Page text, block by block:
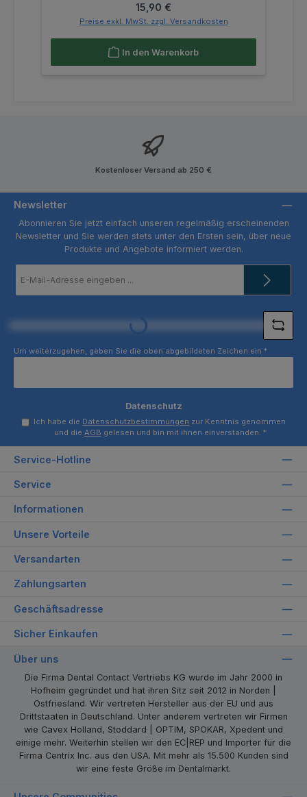
Regulärer Preis:
15,90 €
Preise exkl. MwSt. zzgl. Versandkosten
In den Warenkorb
Kostenloser Versand ab 250 €
Newsletter
Abonnieren Sie jetzt einfach unseren regelmäßig erscheinenden
Newsletter und Sie werden stets unter den Ersten sein, über neue
Produkte und Angebote informiert werden.
Mail-
Loading...
Um weiterzugehen, geben Sie die oben abgebildeten Zeichen ein *
Datenschutz
Ich habe die Datenschutzbestimmungen zur Kenntnis genommen
und die AGB gelesen und bin mit ihnen einverstanden. *
Service-Hotline
Service
Informationen
Unsere Vorteile
Versandarten
Zahlungsarten
Geschäftsadresse
Sicher Einkaufen
Über uns
Die Firma Dental Contact Vertriebs KG wurde im Jahr 2000 in
Hofheim gegründet und hat ihren Sitz seit 2012 in Norden |
Ostfriesland. Wir vertreten Hersteller aus der EU und aus
Drittstaaten in Deutschland. Unter anderem vertreten wir Firmen
wie Cavex Holland, Stoddard | OPTIM, SPOKAR, Xpedent und
einige mehr. Weiterhin stellen wir den EC|REP und Importer für die
Firma Centrix Inc. aus den USA. Mit mehr als 15.500 Kunden sind
wir eine feste Größe im Dentalmarkt.